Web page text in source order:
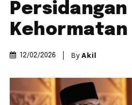
Persidangan
Kehormatan
12/02/2026 By Akil